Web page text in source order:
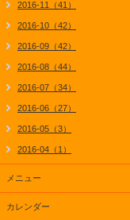
2016-11（41）
2016-10（42）
2016-09（42）
2016-08（44）
2016-07（34）
2016-06（27）
2016-05（3）
2016-04（1）
メニュー
カレンダー